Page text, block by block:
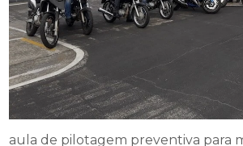
aula de pilotagem preventiva para